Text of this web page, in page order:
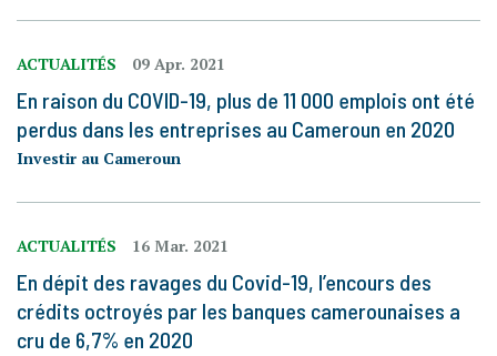
ACTUALITÉS 09 Apr. 2021
En raison du COVID-19, plus de 11 000 emplois ont été
perdus dans les entreprises au Cameroun en 2020
Investir au Cameroun
ACTUALITÉS 16 Mar. 2021
En dépit des ravages du Covid-19, l’encours des
crédits octroyés par les banques camerounaises a
cru de 6,7% en 2020